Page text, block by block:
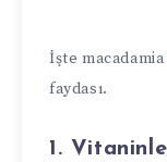
İşte macadamia
faydası.
1.